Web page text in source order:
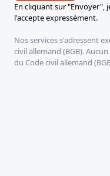
En cliquant sur "Envoyer",
l'accepte expressément.
Nos services s'adressent
civil allemand (BGB).
du Code civil allemand